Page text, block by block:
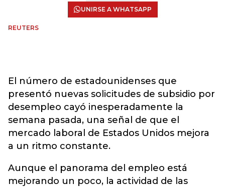
UNIRSE A WHATSAPP
REUTERS
El número de estadounidenses que
presentó nuevas solicitudes de subsidio por
desempleo cayó inesperadamente la
semana pasada, una señal de que el
mercado laboral de Estados Unidos mejora
a un ritmo constante.
Aunque el panorama del empleo está
mejorando un poco, la actividad de las